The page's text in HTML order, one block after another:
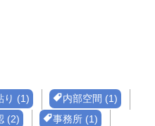
り (1)
内部空間 (1)
(2)
事務所 (1)